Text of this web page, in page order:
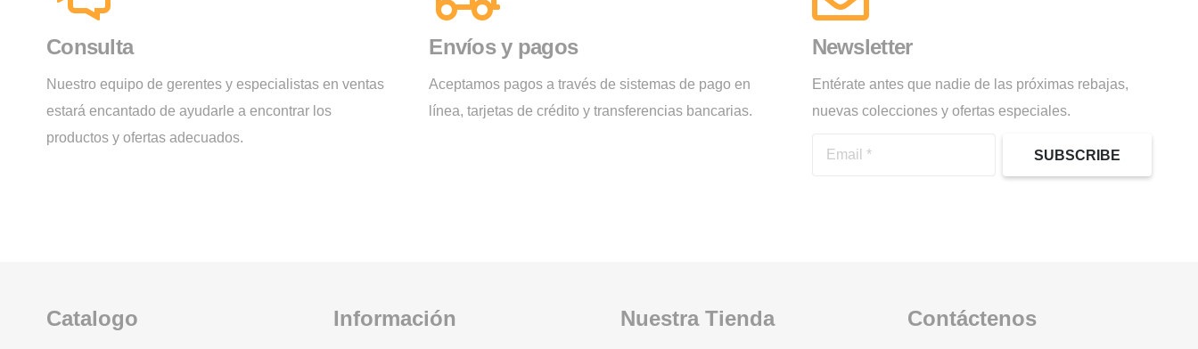
Consulta
Nuestro equipo de gerentes y especialistas en ventas
estará encantado de ayudarle a encontrar los
productos y ofertas adecuados.
Envíos y pagos
Aceptamos pagos a través de sistemas de pago en
línea, tarjetas de crédito y transferencias bancarias.
Newsletter
Entérate antes que nadie de las próximas rebajas,
nuevas colecciones y ofertas especiales.
SUBSCRIBE
Catalogo Información Nuestra Tienda Contáctenos